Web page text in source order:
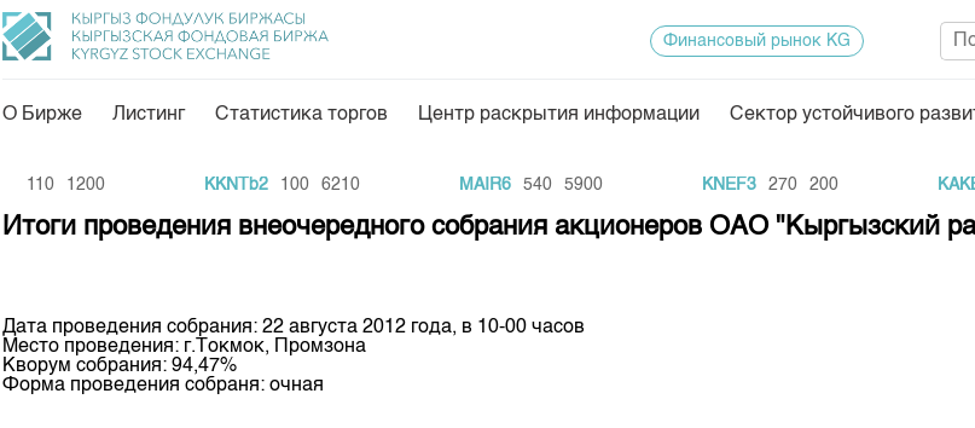
Общая информация
Внутренний аудитор
Комитеты
Товарно-сырьевой сектор
Тарифы
Биржевая деятельность
Финансовый рынок KG
О Бирже Листинг Статистика торгов Центр раскрытия информации Сектор устойчивого
110 1200 KKNTb2 100 6210 MAIR6 540 5900 KNEF3 270 200
Итоги проведения внеочередного собрания акционеров ОАО "Кыргызский
Дата проведения собрания: 22 августа 2012 года, в 10-00 часов
Место проведения: г.Токмок, Промзона
Кворум собрания: 94,47%
Форма проведения собраня: очная